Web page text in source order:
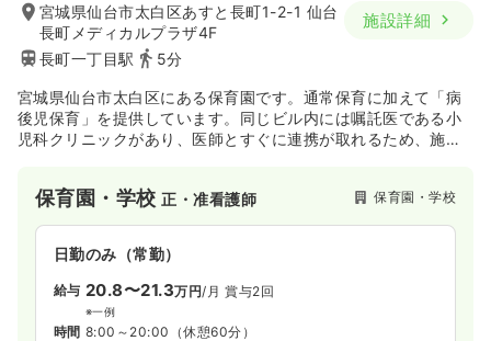
宮城県仙台市太白区あすと長町1-2-1 仙台
長町メディカルプラザ4F
長町一丁目駅
5分
施設詳細
宮城県仙台市太白区にある保育園です。通常保育に加えて「病
後児保育」を提供しています。同じビル内には嘱託医である小
児科クリニックがあり、医師とすぐに連携が取れるため、施設
保育園・学校正・准看護師 保育園・学校
日勤のみ（常勤）
給与 20.8〜21.3万円/月 賞与2回
※一例
時間 8:00～20:00 （休憩60分）